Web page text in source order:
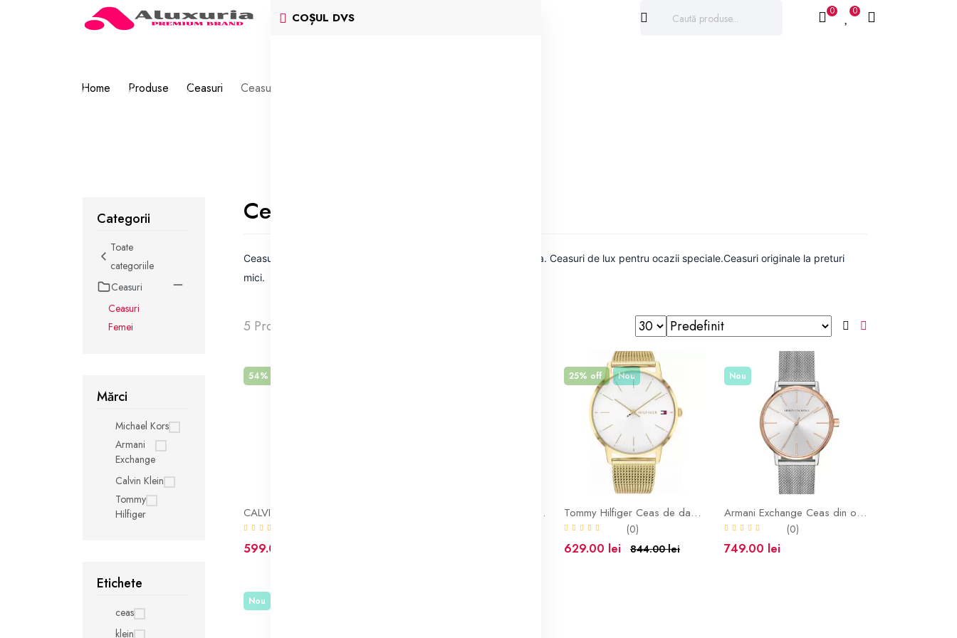
0 0
COȘUL DVS
Home Produse Ceasuri Ceasuri Femei
Categorii
Toate
categoriile
Ceasuri
Ceasuri
Femei
Mărci
Michael Kors
Armani
Exchange
Calvin Klein
Tommy
Hilfiger
Etichete
ceas
klein
Ceasuri Femei
Ceasuri de firma ieftine de la branduri de top pentru femei/dama. Ceasuri de lux pentru ocazii speciale.Ceasuri originale la preturi
mici.
5 Produse găsite
54% off
599.00 lei
CALVIN KLEIN Ceas din otel inoxidabil Party(dama)
25% off Nou
Tommy Hilfiger Ceas de dama Quartz, 41mm, 3ATM
(0)
629.00 lei 844.00 lei
Nou
Armani Exchange Ceas din otel inoxidabil - bratara cu model plasa(dama)
(0)
749.00 lei
Nou